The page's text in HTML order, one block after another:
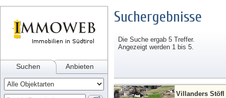
Suchen Anbieten
Suchergebnisse
Die Suche ergab 5 Treffer.
Angezeigt werden 1 bis 5.
Villanders Stöfl